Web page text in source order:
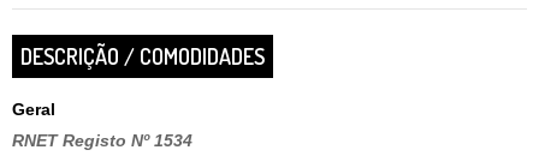
DESCRIÇÃO / COMODIDADES
Geral
RNET Registo Nº 1534